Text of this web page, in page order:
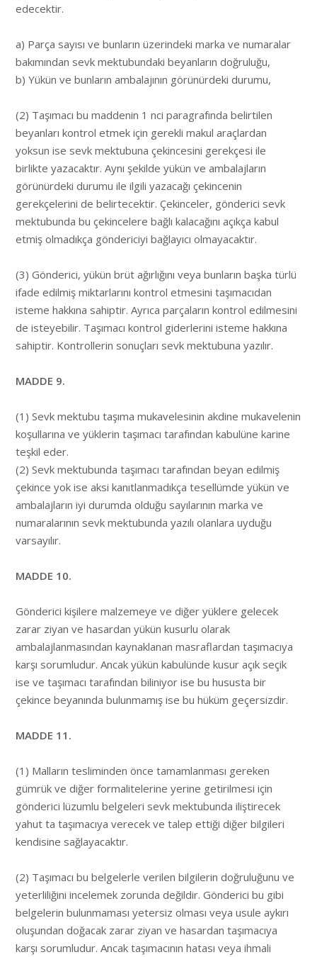
edecektir.
a) Parça sayısı ve bunların üzerindeki marka ve numaralar
bakımından sevk mektubundaki beyanların doğruluğu,
b) Yükün ve bunların ambalajının görünürdeki durumu,
(2) Taşımacı bu maddenin 1 nci paragrafında belirtilen
beyanları kontrol etmek için gerekli makul araçlardan
yoksun ise sevk mektubuna çekincesini gerekçesi ile
birlikte yazacaktır. Aynı şekilde yükün ve ambalajların
görünürdeki durumu ile ilgili yazacağı çekincenin
gerekçelerini de belirtecektir. Çekinceler, gönderici sevk
mektubunda bu çekincelere bağlı kalacağını açıkça kabul
etmiş olmadıkça göndericiyi bağlayıcı olmayacaktır.
(3) Gönderici, yükün brüt ağırlığını veya bunların başka türlü
ifade edilmiş miktarlarını kontrol etmesini taşımacıdan
isteme hakkına sahiptir. Ayrıca parçaların kontrol edilmesini
de isteyebilir. Taşımacı kontrol giderlerini isteme hakkına
sahiptir. Kontrollerin sonuçları sevk mektubuna yazılır.
MADDE 9.
(1) Sevk mektubu taşıma mukavelesinin akdine mukavelenin
koşullarına ve yüklerin taşımacı tarafından kabulüne karine
teşkil eder.
(2) Sevk mektubunda taşımacı tarafından beyan edilmiş
çekince yok ise aksi kanıtlanmadıkça tesellümde yükün ve
ambalajların iyi durumda olduğu sayılarının marka ve
numaralarının sevk mektubunda yazılı olanlara uyduğu
varsayılır.
MADDE 10.
Gönderici kişilere malzemeye ve diğer yüklere gelecek
zarar ziyan ve hasardan yükün kusurlu olarak
ambalajlanmasından kaynaklanan masraflardan taşımacıya
karşı sorumludur. Ancak yükün kabulünde kusur açık seçik
ise ve taşımacı tarafından biliniyor ise bu hususta bir
çekince beyanında bulunmamış ise bu hüküm geçersizdir.
MADDE 11.
(1) Malların tesliminden önce tamamlanması gereken
gümrük ve diğer formalitelerine yerine getirilmesi için
gönderici lüzumlu belgeleri sevk mektubunda iliştirecek
yahut ta taşımacıya verecek ve talep ettiği diğer bilgileri
kendisine sağlayacaktır.
(2) Taşımacı bu belgelerle verilen bilgilerin doğruluğunu ve
yeterliliğini incelemek zorunda değildir. Gönderici bu gibi
belgelerin bulunmaması yetersiz olması veya usule aykırı
oluşundan doğacak zarar ziyan ve hasardan taşımacıya
karşı sorumludur. Ancak taşımacının hatası veya ihmali